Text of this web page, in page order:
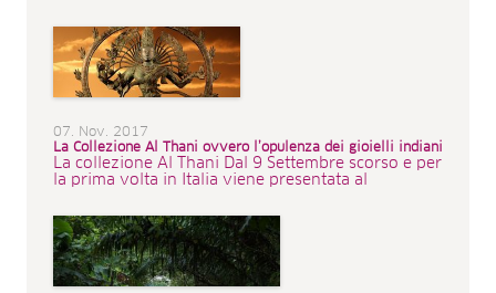
07. Nov. 2017
La Collezione Al Thani ovvero l’opulenza dei gioielli indiani
La collezione Al Thani Dal 9 Settembre scorso e per
la prima volta in Italia viene presentata al